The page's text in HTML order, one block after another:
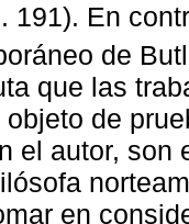
191). En
de
que las
de
el autor, son
en